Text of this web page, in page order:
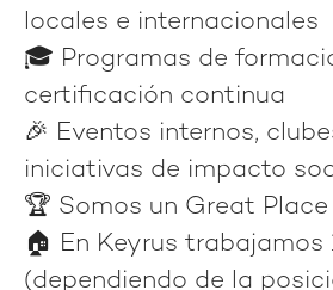
locales e internacionales
🎓 Programas de
certificación continua
🎉 Eventos internos,
iniciativas de impacto
🏆 Somos un Great
🏠 En Keyrus trabajamos
(dependiendo de la